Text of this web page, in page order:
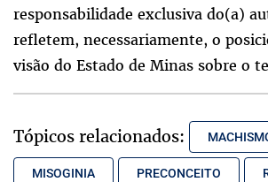
responsabilidade exclusiva do(a)
refletem, necessariamente, o
visão do Estado de Minas sobre o
Tópicos relacionados:
MISOGINIA PRECONCEITO